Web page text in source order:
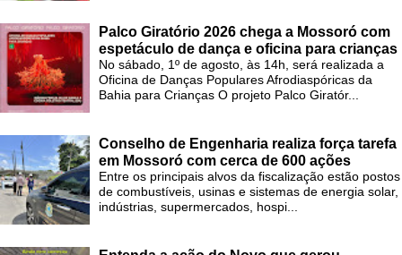
Palco Giratório 2026 chega a Mossoró com
espetáculo de dança e oficina para crianças
No sábado, 1º de agosto, às 14h, será realizada a
Oficina de Danças Populares Afrodiaspóricas da
Bahia para Crianças O projeto Palco Giratór...
Conselho de Engenharia realiza força tarefa
em Mossoró com cerca de 600 ações
Entre os principais alvos da fiscalização estão postos
de combustíveis, usinas e sistemas de energia solar,
indústrias, supermercados, hospi...